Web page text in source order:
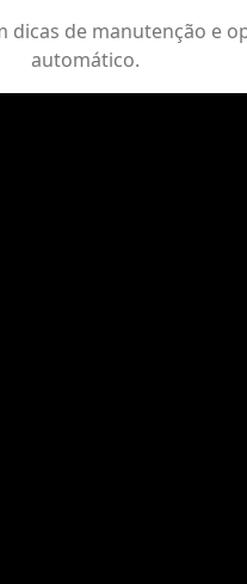
dicas de manutenção e
automático.